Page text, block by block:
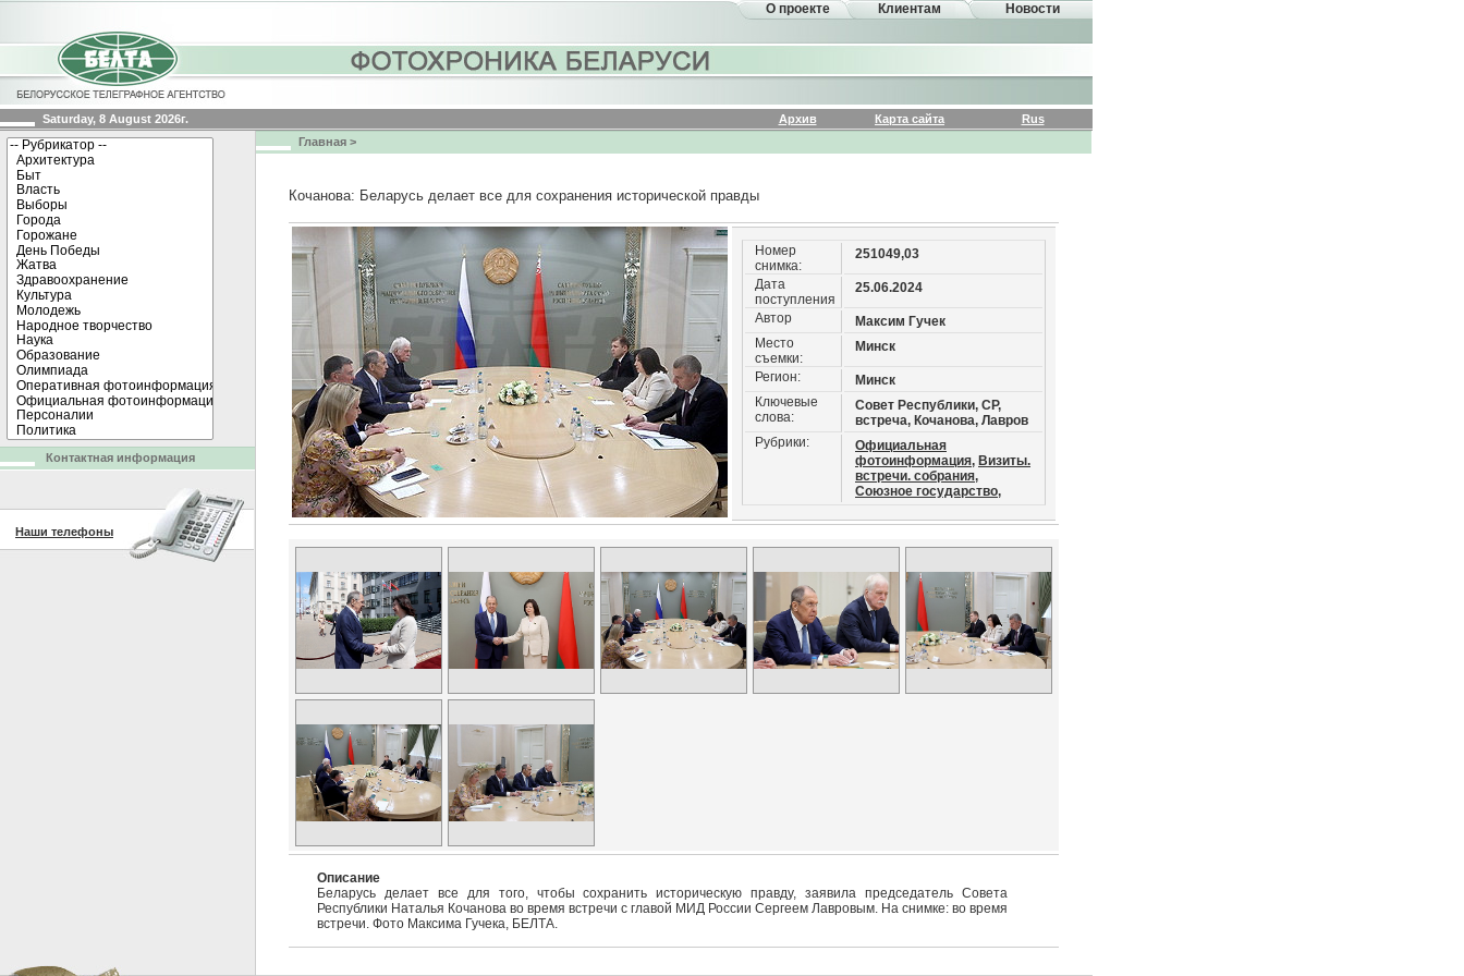
О проекте Клиентам Новости
Saturday, 8 August 2026г. Архив Карта сайта
Rus
Главная >
Кочанова: Беларусь делает все для сохранения исторической правды
Номер
снимка:
251049,03
Дата
поступления
25.06.2024
Автор
Максим Гучек
Место
съемки:
Минск
Регион:
Минск
Ключевые
слова:
Совет Республики, СР,
встреча, Кочанова, Лавров
Рубрики:
Официальная
фотоинформация, Визиты.
встречи. собрания,
Союзное государство,
Описание
Беларусь делает все для того, чтобы сохранить историческую правду, заявила председатель Совета
Республики Наталья Кочанова во время встречи с главой МИД России Сергеем Лавровым. На снимке: во время
встречи. Фото Максима Гучека, БЕЛТА.
Контактная информация
Наши телефоны